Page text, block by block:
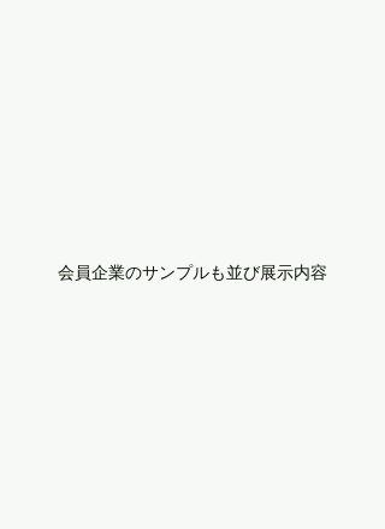
会員企業のサンプルも並び展示内容